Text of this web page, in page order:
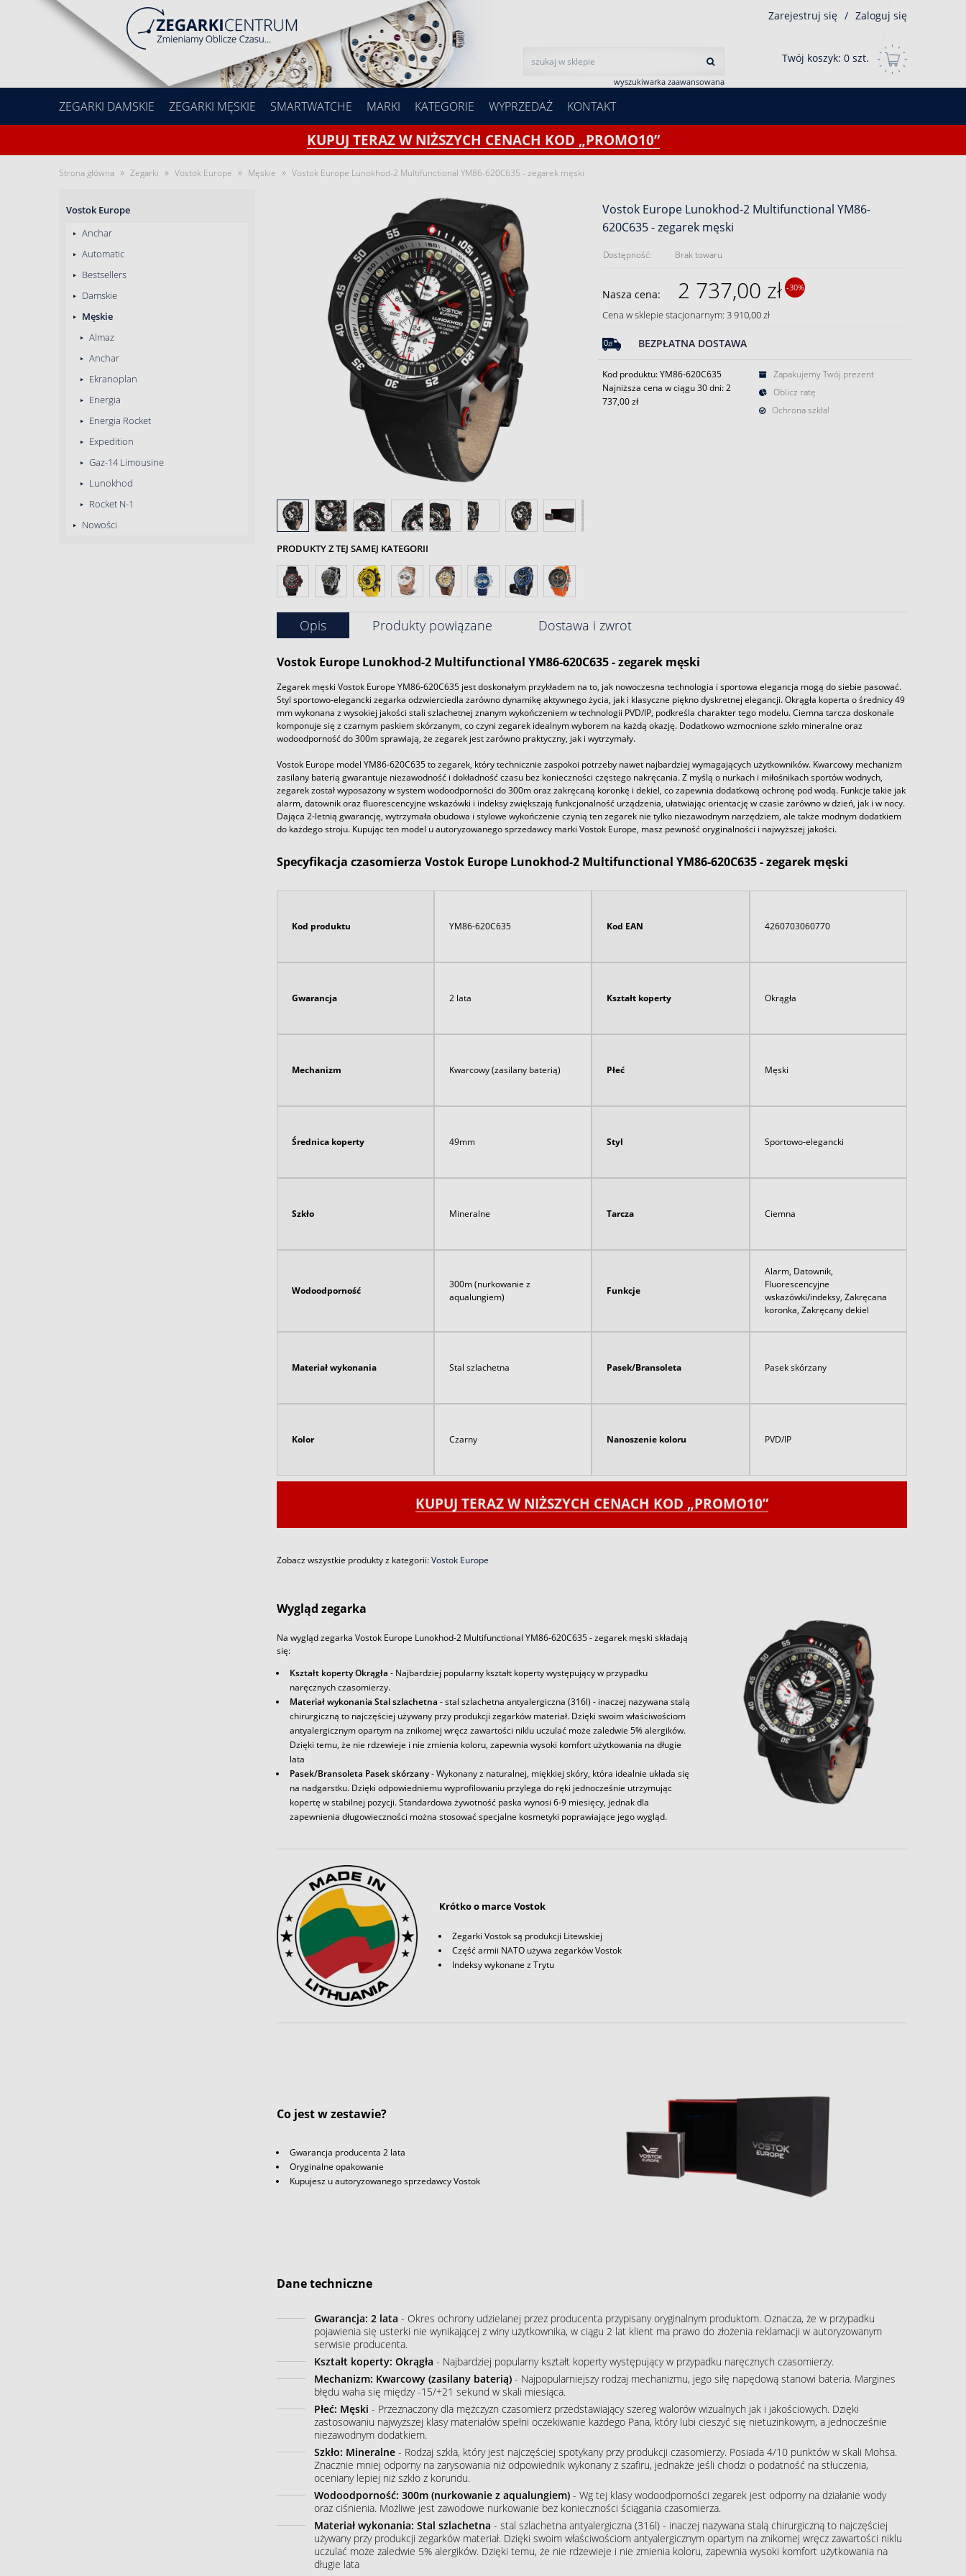
wyszukiwarka zaawansowana
Zarejestruj się / Zaloguj się
Twój koszyk: 0 szt.
ZEGARKI DAMSKIE ZEGARKI MĘSKIE SMARTWATCHE MARKI KATEGORIE WYPRZEDAŻ KONTAKT
KUPUJ TERAZ W NIŻSZYCH CENACH KOD „PROMO10”
Strona główna » Zegarki » Vostok Europe » Męskie » Vostok Europe Lunokhod-2 Multifunctional YM86-620C635 - zegarek męski
Vostok Europe
Anchar
Automatic
Bestsellers
Damskie
Męskie
Almaz
Anchar
Ekranoplan
Energia
Energia Rocket
Expedition
Gaz-14 Limousine
Lunokhod
Rocket N-1
Nowości
PRODUKTY Z TEJ SAMEJ KATEGORII
Vostok Europe Lunokhod-2 Multifunctional YM86-
620C635 - zegarek męski
Dostępność: Brak towaru
Nasza cena: 2 737,00 zł -30%
Cena w sklepie stacjonarnym: 3 910,00 zł
BEZPŁATNA DOSTAWA
Kod produktu: YM86-620C635
Najniższa cena w ciągu 30 dni:2
737,00 zł
Zapakujemy Twój prezent
Oblicz ratę
Ochrona szkła!
Opis Produkty powiązane Dostawa i zwrot
VostokEurope Lunokhod-2 Multifunctional YM86-620C635 - zegarek męski
Zegarek męski Vostok Europe YM86-620C635 jest doskonałym przykładem na to, jak nowoczesna technologia i sportowa elegancja mogą do siebie pasować.
Styl sportowo-elegancki zegarka odzwierciedla zarówno dynamikę aktywnego życia, jak i klasyczne piękno dyskretnej elegancji. Okrągła koperta o średnicy 49
mm wykonana z wysokiej jakości stali szlachetnej znanym wykończeniem w technologii PVD/IP, podkreśla charakter tego modelu. Ciemna tarcza doskonale
komponuje się z czarnym paskiem skórzanym, co czyni zegarek idealnym wyborem na każdą okazję. Dodatkowo wzmocnione szkło mineralne oraz
wodoodporność do 300m sprawiają, że zegarek jest zarówno praktyczny, jak i wytrzymały.
Vostok Europe model YM86-620C635 to zegarek, który technicznie zaspokoi potrzeby nawet najbardziej wymagających użytkowników. Kwarcowy mechanizm
zasilany baterią gwarantuje niezawodność i dokładność czasu bez konieczności częstego nakręcania. Z myślą o nurkach i miłośnikach sportów wodnych,
zegarek został wyposażony w system wodoodporności do 300m oraz zakręcaną koronkę i dekiel, co zapewnia dodatkową ochronę pod wodą. Funkcje takie jak
alarm, datownik oraz fluorescencyjne wskazówki i indeksy zwiększają funkcjonalność urządzenia, ułatwiając orientację w czasie zarówno w dzień, jak i w nocy.
Dająca 2-letnią gwarancję, wytrzymała obudowa i stylowe wykończenie czynią ten zegarek nie tylko niezawodnym narzędziem, ale także modnym dodatkiem
do każdego stroju. Kupując ten model u autoryzowanego sprzedawcy marki Vostok Europe, masz pewność oryginalności i najwyższej jakości.
Specyfikacja czasomierza Vostok Europe Lunokhod-2 Multifunctional YM86-620C635 - zegarek męski
Kod produktu YM86-620C635 Kod EAN 4260703060770
Gwarancja 2 lata Kształt koperty Okrągła
Mechanizm Kwarcowy (zasilany baterią) Płeć Męski
Średnica koperty 49mm Styl Sportowo-elegancki
Szkło Mineralne Tarcza Ciemna
Wodoodporność
300m (nurkowanie z
aqualungiem)
Funkcje
Alarm, Datownik,
Fluorescencyjne
wskazówki/indeksy, Zakręcana
koronka, Zakręcany dekiel
Materiał wykonania Stal szlachetna Pasek/Bransoleta Pasek skórzany
Kolor Czarny Nanoszenie koloru PVD/IP
KUPUJ TERAZ W NIŻSZYCH CENACH KOD „PROMO10”
Zobacz wszystkie produkty z kategorii:Vostok Europe
Wygląd zegarka
Na wygląd zegarka Vostok Europe Lunokhod-2 Multifunctional YM86-620C635 - zegarek męski składają
się:
Kształt koperty Okrągła - Najbardziej popularny kształt koperty występujący w przypadku
naręcznych czasomierzy.
Materiał wykonania Stal szlachetna - stal szlachetna antyalergiczna (316l) - inaczej nazywana stalą
chirurgiczną to najczęściej używany przy produkcji zegarków materiał. Dzięki swoim właściwościom
antyalergicznym opartym na znikomej wręcz zawartości niklu uczulać może zaledwie 5% alergików.
Dzięki temu, że nie rdzewieje i nie zmienia koloru, zapewnia wysoki komfort użytkowania na długie
lata
Pasek/Bransoleta Pasek skórzany- Wykonany z naturalnej, miękkiej skóry, która idealnie układa się
na nadgarstku. Dzięki odpowiedniemu wyprofilowaniu przylega do ręki jednocześnie utrzymując
kopertę w stabilnej pozycji. Standardowa żywotność paska wynosi 6-9 miesięcy, jednak dla
zapewnienia długowieczności można stosować specjalne kosmetyki poprawiające jego wygląd.
Krótko o marce Vostok
Zegarki Vostok są produkcji Litewskiej
Część armii NATO używa zegarków Vostok
Indeksy wykonane z Trytu
Co jest w zestawie?
Gwarancja producenta 2 lata
Oryginalne opakowanie
Kupujesz u autoryzowanego sprzedawcy Vostok
Dane techniczne
Gwarancja: 2 lata - Okres ochrony udzielanej przez producenta przypisany oryginalnym produktom. Oznacza, że w przypadku
pojawienia się usterki nie wynikającej z winy użytkownika, w ciągu 2 lat klient ma prawo do złożenia reklamacji w autoryzowanym
serwisie producenta.
Kształt koperty: Okrągła - Najbardziej popularny kształt koperty występujący w przypadku naręcznych czasomierzy.
Mechanizm: Kwarcowy (zasilany baterią)- Najpopularniejszy rodzaj mechanizmu, jego siłę napędową stanowi bateria. Margines
błędu waha się między -15/+21 sekund w skali miesiąca.
Płeć: Męski - Przeznaczony dla mężczyzn czasomierz przedstawiający szereg walorów wizualnych jak i jakościowych. Dzięki
zastosowaniu najwyższej klasy materiałów spełni oczekiwanie każdego Pana, który lubi cieszyć się nietuzinkowym, a jednocześnie
niezawodnym dodatkiem.
Szkło: Mineralne- Rodzaj szkła, który jest najczęściej spotykany przy produkcji czasomierzy. Posiada 4/10 punktów w skali Mohsa.
Znacznie mniej odporny na zarysowania niż odpowiednik wykonany z szafiru, jednakże jeśli chodzi o podatność na stłuczenia,
oceniany lepiej niż szkło z korundu.
Wodoodporność: 300m (nurkowanie z aqualungiem)- Wg tej klasy wodoodporności zegarek jest odporny na działanie wody
oraz ciśnienia. Możliwe jest zawodowe nurkowanie bez konieczności ściągania czasomierza.
Materiał wykonania: Stal szlachetna - stal szlachetna antyalergiczna (316l) - inaczej nazywana stalą chirurgiczną to najczęściej
używany przy produkcji zegarków materiał. Dzięki swoim właściwościom antyalergicznym opartym na znikomej wręcz zawartości niklu
uczulać może zaledwie 5% alergików. Dzięki temu, że nie rdzewieje i nie zmienia koloru, zapewnia wysoki komfort użytkowania na
długie lata